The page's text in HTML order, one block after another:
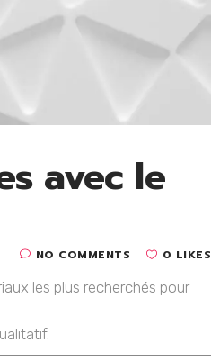
avec le
NO COMMENTS 0 LIKES
les plus recherchés pour